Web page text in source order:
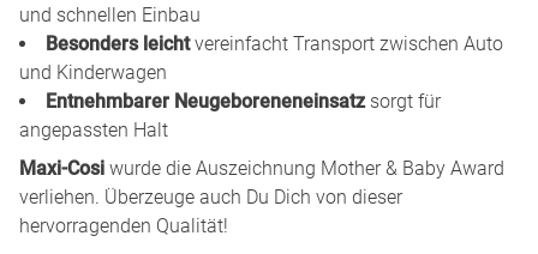
und schnellen Einbau
Besonders leichtvereinfacht Transport zwischen Auto
und Kinderwagen
Entnehmbarer Neugeboreneneinsatzsorgt für
angepassten Halt
Maxi-Cosi wurde die Auszeichnung Mother & Baby Award
verliehen. Überzeuge auch Du Dich von dieser
hervorragenden Qualität!